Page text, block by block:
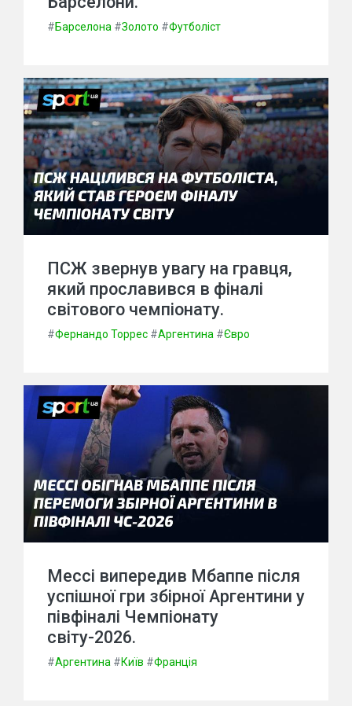
#Барселона #Золото #Футболіст
ПСЖ звернув увагу на гравця,
який прославився в фіналі
світового чемпіонату.
#Фернандо Торрес #Аргентина #Євро
Мессі випередив Мбаппе після
успішної гри збірної Аргентини у
півфіналі Чемпіонату
світу-2026.
#Аргентина #Київ #Франція